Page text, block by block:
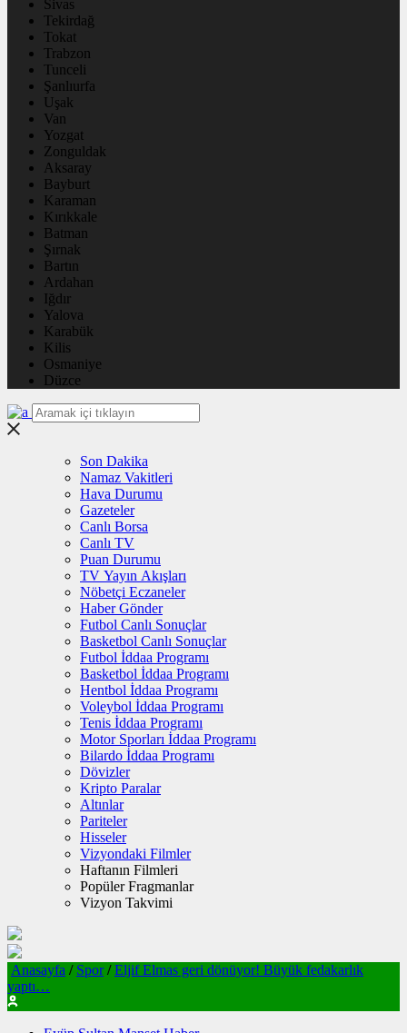
Sivas
Tekirdağ
Tokat
Trabzon
Tunceli
Şanlıurfa
Uşak
Van
Yozgat
Zonguldak
Aksaray
Bayburt
Karaman
Kırıkkale
Batman
Şırnak
Bartın
Ardahan
Iğdır
Yalova
Karabük
Kilis
Osmaniye
Düzce
Son Dakika
Namaz Vakitleri
Hava Durumu
Gazeteler
Canlı Borsa
Canlı TV
Puan Durumu
TV Yayın Akışları
Nöbetçi Eczaneler
Haber Gönder
Futbol Canlı Sonuçlar
Basketbol Canlı Sonuçlar
Futbol İddaa Programı
Basketbol İddaa Programı
Hentbol İddaa Programı
Voleybol İddaa Programı
Tenis İddaa Programı
Motor Sporları İddaa Programı
Bilardo İddaa Programı
Dövizler
Kripto Paralar
Altınlar
Pariteler
Hisseler
Vizyondaki Filmler
Haftanın Filmleri
Popüler Fragmanlar
Vizyon Takvimi
Anasayfa / Spor / Eljif Elmas geri dönüyor! Büyük fedakarlık
yaptı…